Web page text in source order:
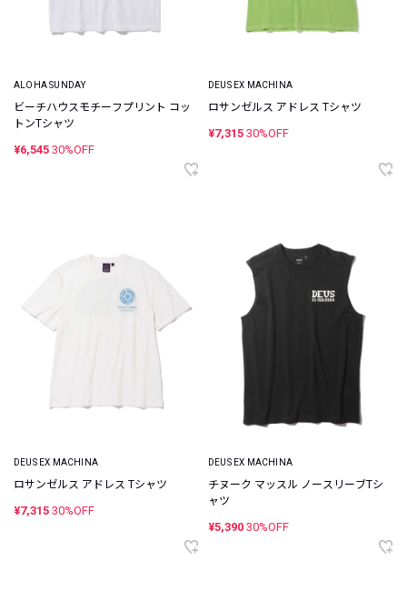
ALOHA SUNDAY
ビーチハウスモチーフプリント コッ
トンTシャツ
¥6,545 30%OFF
DEUS EX MACHINA
ロサンゼルス アドレス Tシャツ
¥7,315 30%OFF
DEUS EX MACHINA
ロサンゼルス アドレス Tシャツ
¥7,315 30%OFF
DEUS EX MACHINA
チヌーク マッスル ノースリーブTシ
ャツ
¥5,390 30%OFF